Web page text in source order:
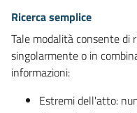
Ricerca semplice
Tale modalità consente di
singolarmente o in
informazioni:
Estremi dell'atto: